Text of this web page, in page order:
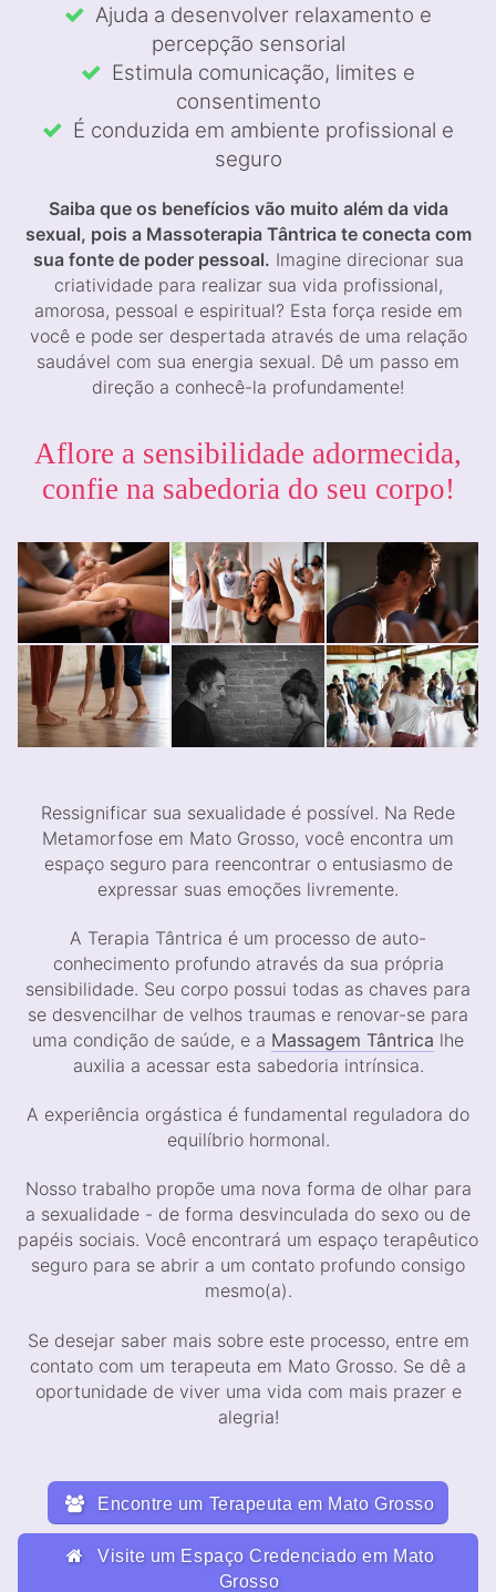
Ajuda a desenvolver relaxamento e
percepção sensorial
Estimula comunicação, limites e
consentimento
É conduzida em ambiente profissional e
seguro
Saiba que os benefícios vão muito além da vida
sexual, pois a Massoterapia Tântrica te conecta com
sua fonte de poder pessoal. Imagine direcionar sua
criatividade para realizar sua vida profissional,
amorosa, pessoal e espiritual? Esta força reside em
você e pode ser despertada através de uma relação
saudável com sua energia sexual. Dê um passo em
direção a conhecê-la profundamente!
Aflore a sensibilidade adormecida,
confie na sabedoria do seu corpo!
Ressignificar sua sexualidade é possível. Na Rede
Metamorfose em Mato Grosso, você encontra um
espaço seguro para reencontrar o entusiasmo de
expressar suas emoções livremente.
A Terapia Tântrica é um processo de auto-
conhecimento profundo através da sua própria
sensibilidade. Seu corpo possui todas as chaves para
se desvencilhar de velhos traumas e renovar-se para
uma condição de saúde, e a Massagem Tântrica lhe
auxilia a acessar esta sabedoria intrínsica.
A experiência orgástica é fundamental reguladora do
equilíbrio hormonal.
Nosso trabalho propõe uma nova forma de olhar para
a sexualidade - de forma desvinculada do sexo ou de
papéis sociais. Você encontrará um espaço terapêutico
seguro para se abrir a um contato profundo consigo
mesmo(a).
Se desejar saber mais sobre este processo, entre em
contato com um terapeuta em Mato Grosso. Se dê a
oportunidade de viver uma vida com mais prazer e
alegria!
Encontre um Terapeuta em Mato Grosso
Visite um Espaço Credenciado em Mato
Grosso